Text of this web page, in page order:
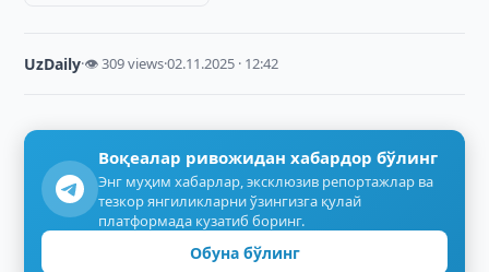
UzDaily·👁 309 views·02.11.2025 · 12:42
Воқеалар ривожидан хабардор бўлинг
Энг муҳим хабарлар, эксклюзив репортажлар ва
тезкор янгиликларни ўзингизга қулай
платформада кузатиб боринг.
Обуна бўлинг